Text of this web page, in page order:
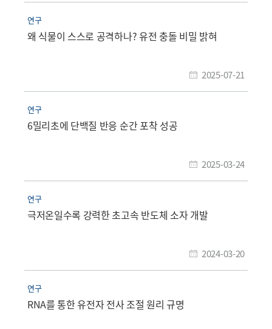
연구
왜 식물이 스스로 공격하나? 유전 충돌 비밀 밝혀
2025-07-21
연구
6밀리초에 단백질 반응 순간 포착 성공
2025-03-24
연구
극저온일수록 강력한 초고속 반도체 소자 개발
2024-03-20
연구
RNA를 통한 유전자 전사 조절 원리 규명